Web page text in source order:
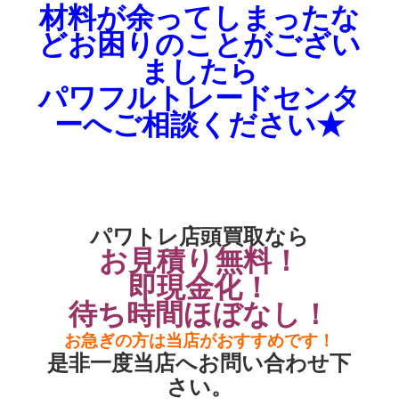
材料が余ってしまったな
どお困りのことがござい
ましたら
パワフルトレードセンタ
ーへご相談ください★
パワトレ店頭買取なら
お見積り無料！
即現金化！
待ち時間ほぼなし！
お急ぎの方は当店がおすすめです！
是非一度当店へお問い合わせ下
さい。